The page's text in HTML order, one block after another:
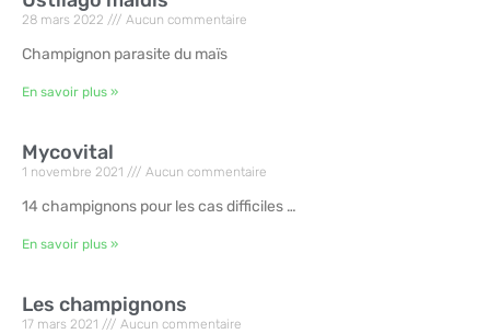
28 mars 2022 Aucun commentaire
Champignon parasite du maïs
En savoir plus »
Mycovital
1 novembre 2021 Aucun commentaire
14 champignons pour les cas difficiles …
En savoir plus »
Les champignons
17 mars 2021 Aucun commentaire